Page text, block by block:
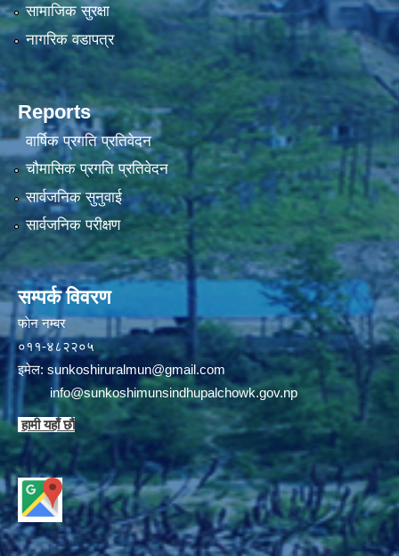
सामाजिक सुरक्षा
नागरिक वडापत्र
Reports
वार्षिक प्रगति प्रतिवेदन
चौमासिक प्रगति प्रतिवेदन
सार्वजनिक सुनुवाई
सार्वजनिक परीक्षण
सम्पर्क विवरण
फाेन न‌‍‍‍‌‌म्बर
०११-४८२२०५
इमेल: sunkoshiruralmun@gmail.com
info@sunkoshimunsindhupalchowk.gov.np
हामी यहाँ छाै‌ं